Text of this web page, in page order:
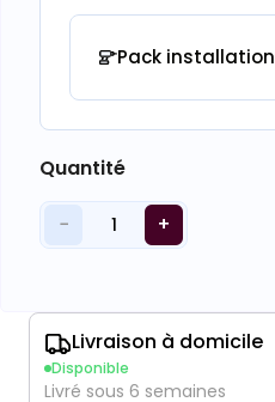
Pack installation
Quantité
− 1 +
Livraison à domicile
Disponible
Livré sous 6 semaines